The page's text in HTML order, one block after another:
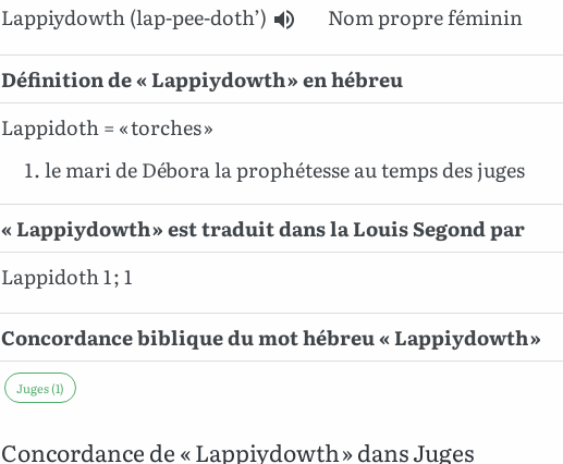
Lappiydowth(lap-pee-doth’) Nom propre féminin
Définition de « Lappiydowth » en hébreu
Lappidoth = « torches »
le mari de Débora la prophétesse au temps des juges
« Lappiydowth » est traduit dans la Louis Segond par
Lappidoth 1 ; 1
Concordance biblique du mot hébreu « Lappiydowth »
Juges (1)
Concordance de « Lappiydowth » dans Juges